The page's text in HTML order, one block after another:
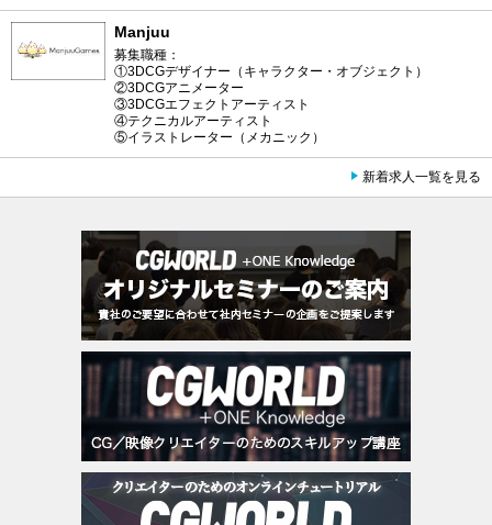
Manjuu
募集職種：
①3DCGデザイナー（キャラクター・オブジェクト）
②3DCGアニメーター
③3DCGエフェクトアーティスト
④テクニカルアーティスト
⑤イラストレーター（メカニック）
新着求人一覧を見る